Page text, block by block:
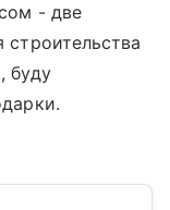
- две
буду